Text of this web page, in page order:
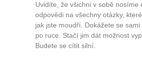
10 tipů
Uvidíte, že všichni v sobě
odpovědi na všechny otázky,
jak jste moudří. Dokážete se
po ruce. Stačí jim dát možnost
Budete se cítit silní.